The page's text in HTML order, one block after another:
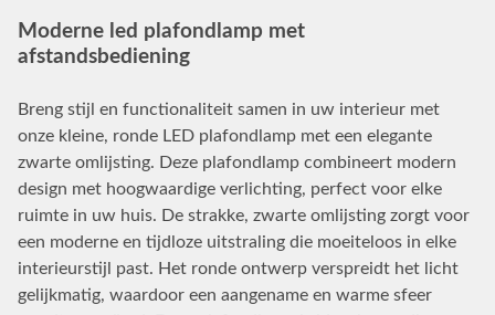
Moderne led plafondlamp met
afstandsbediening
Breng stijl en functionaliteit samen in uw interieur met
onze kleine, ronde LED plafondlamp met een elegante
zwarte omlijsting. Deze plafondlamp combineert modern
design met hoogwaardige verlichting, perfect voor elke
ruimte in uw huis. De strakke, zwarte omlijsting zorgt voor
een moderne en tijdloze uitstraling die moeiteloos in elke
interieurstijl past. Het ronde ontwerp verspreidt het licht
gelijkmatig, waardoor een aangename en warme sfeer